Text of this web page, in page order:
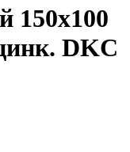
150х100
DKC